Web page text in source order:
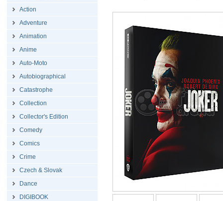
Action
Adventure
Animation
Anime
Auto-Moto
Autobiographical
Catastrophe
Collection
Collector's Edition
Comedy
Comics
Crime
Czech & Slovak
Dance
DIGIBOOK